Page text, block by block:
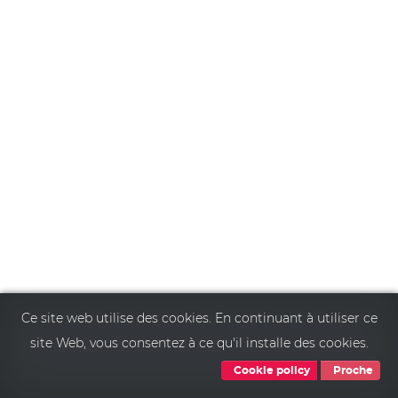
Ce site web utilise des cookies. En continuant à utiliser ce
site Web, vous consentez à ce qu'il installe des cookies.
Cookie policy Proche